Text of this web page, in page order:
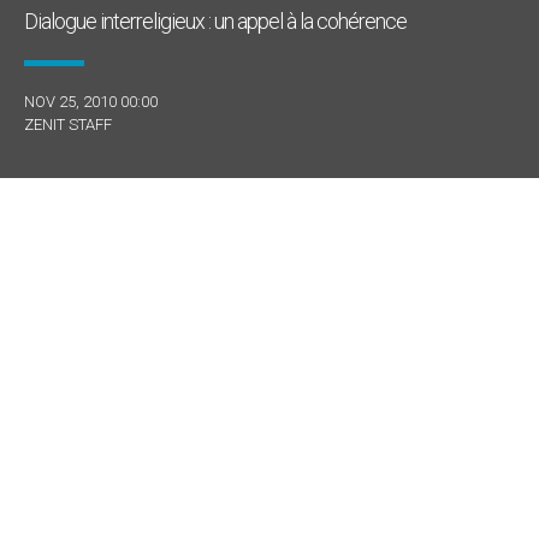
Dialogue interreligieux : un appel à la cohérence
NOV 25, 2010 00:00
ZENIT STAFF